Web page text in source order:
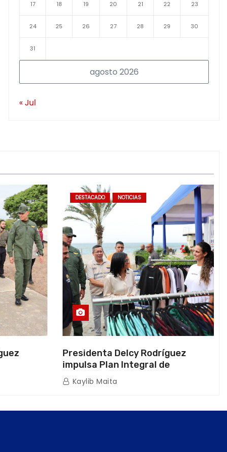
agosto 2026
17 18 19 20 21 22 23
24 25 26 27 28 29 30
31
« Jul
en La
DESTACADO NOTICIAS
Presidenta Delcy Rodríguez
impulsa Plan Integral de
Reactivación Económica en La
Guaira
Kaylib Maita